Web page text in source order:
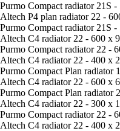
Purmo Compact radiator 21S
Altech P4 plan radiator 22 -
Purmo Compact radiator 21S
Altech C4 radiator 22 - 600 x
Purmo Compact radiator 22 -
Altech C4 radiator 22 - 400 x
Purmo Compact Plan
Altech C4 radiator 22 - 600 x
Purmo Compact Plan
Altech C4 radiator 22 - 300 x
Purmo Compact radiator 22 -
Altech C4 radiator 22 - 400 x